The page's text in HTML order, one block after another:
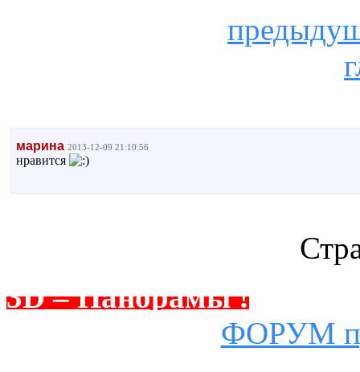
марина 2013-12-09 21:10:56
нравится
3D – Панорамы !
ФОРУМ